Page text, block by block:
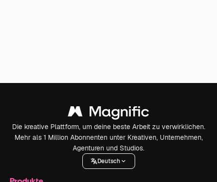
Die kreative Plattform, um deine beste Arbeit zu verwirklichen.
Mehr als 1 Million Abonnenten unter Kreativen, Unternehmen,
Agenturen und Studios.
Deutsch